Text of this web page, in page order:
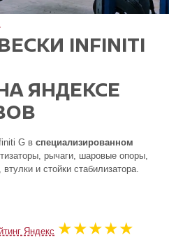
INFINITI
ЯНДЕКСЕ
G в специализированном
рычаги, шаровые опоры,
и стойки стабилизатора.
Яндекс ★★★★★